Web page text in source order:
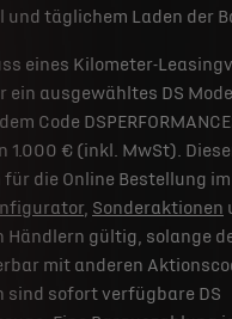
und täglichem Laden der
eines Kilometer-
ein ausgewähltes DS
Code
1.000 € (inkl. MwSt).
die Online Bestellung im
, Sonderaktionen
Händlern gültig, solange
mit anderen
sind sofort verfügbare DS